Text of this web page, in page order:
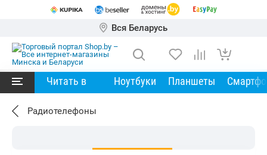
Вся Беларусь
Читать в Ноутбуки Планшеты
Радиотелефоны